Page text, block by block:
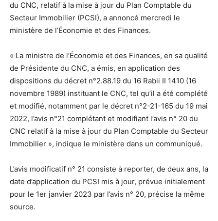
du CNC, relatif à la mise à jour du Plan Comptable du
Secteur Immobilier (PCSI), a annoncé mercredi le
ministère de l’Économie et des Finances.
« La ministre de l’Économie et des Finances, en sa qualité
de Présidente du CNC, a émis, en application des
dispositions du décret n°2.88.19 du 16 Rabii II 1410 (16
novembre 1989) instituant le CNC, tel qu’il a été complété
et modifié, notamment par le décret n°2-21-165 du 19 mai
2022, l’avis n°21 complétant et modifiant l’avis n° 20 du
CNC relatif à la mise à jour du Plan Comptable du Secteur
Immobilier », indique le ministère dans un communiqué.
L’avis modificatif n° 21 consiste à reporter, de deux ans, la
date d’application du PCSI mis à jour, prévue initialement
pour le 1er janvier 2023 par l’avis n° 20, précise la même
source.